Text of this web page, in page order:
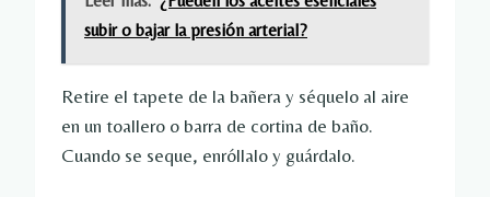
subir o bajar la presión arterial?
Retire el tapete de la bañera y séquelo al aire
en un toallero o barra de cortina de baño.
Cuando se seque, enróllalo y guárdalo.